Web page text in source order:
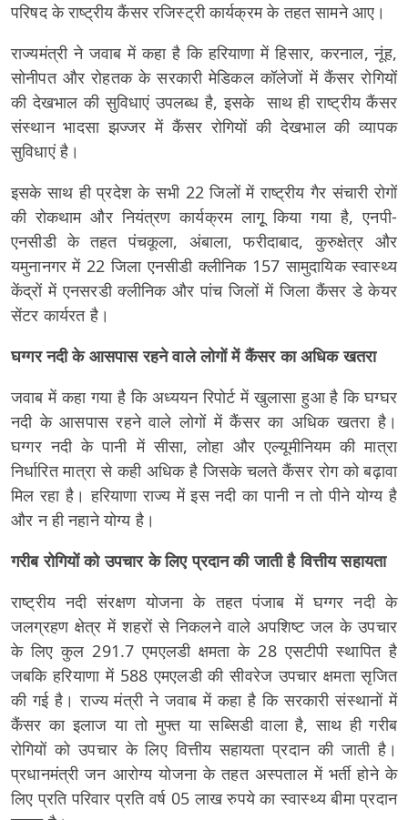
परिषद के राष्ट्रीय कैंसर रजिस्ट्री कार्यक्रम के तहत सामने आए।
राज्यमंत्री ने जवाब में कहा है कि हरियाणा में हिसार, करनाल, नूंह,
सोनीपत और रोहतक के सरकारी मेडिकल कॉलेजों में कैंसर रोगियों
की देखभाल की सुविधाएं उपलब्ध है, इसके साथ ही राष्ट्रीय कैंसर
संस्थान भादसा झज्जर में कैंसर रोगियों की देखभाल की व्यापक
सुविधाएं है।
इसके साथ ही प्रदेश के सभी 22 जिलों में राष्ट्रीय गैर संचारी रोगों
की रोकथाम और नियंत्रण कार्यक्रम लागूृ किया गया है, एनपी-
एनसीडी के तहत पंचकूला, अंबाला, फरीदाबाद, कुरुक्षेत्र और
यमुनानगर में 22 जिला एनसीडी क्लीनिक 157 सामुदायिक स्वास्थ्य
केंद्रों में एनसरडी क्लीनिक और पांच जिलों में जिला कैंसर डे केयर
सेंटर कार्यरत है।
घग्गर नदी के आसपास रहने वाले लोगों में कैंसर का अधिक खतरा
जवाब में कहा गया है कि अध्ययन रिपोर्ट में खुलासा हुआ है कि घग्घर
नदी के आसपास रहने वाले लोगों में कैंसर का अधिक खतरा है।
घग्गर नदी के पानी में सीसा, लोहा और एल्यूमीनियम की मात्रा
निर्धारित मात्रा से कही अधिक है जिसके चलते कैंसर रोग को बढ़ावा
मिल रहा है। हरियाणा राज्य में इस नदी का पानी न तो पीने योग्य है
और न ही नहाने योग्य है।
गरीब रोगियों को उपचार के लिए प्रदान की जाती है वित्तीय सहायता
राष्ट्रीय नदी संरक्षण योजना के तहत पंजाब में घग्गर नदी के
जलग्रहण क्षेत्र में शहरों से निकलने वाले अपशिष्ट जल के उपचार
के लिए कुल 291.7 एमएलडी क्षमता के 28 एसटीपी स्थापित है
जबकि हरियाणा में 588 एमएलडी की सीवरेज उपचार क्षमता सृजित
की गई है। राज्य मंत्री ने जवाब में कहा है कि सरकारी संस्थानों में
कैंसर का इलाज या तो मुफ्त या सब्सिडी वाला है, साथ ही गरीब
रोगियों को उपचार के लिए वित्तीय सहायता प्रदान की जाती है।
प्रधानमंत्री जन आरोग्य योजना के तहत अस्पताल में भर्ती होने के
लिए प्रति परिवार प्रति वर्ष 05 लाख रुपये का स्वास्थ्य बीमा प्रदान